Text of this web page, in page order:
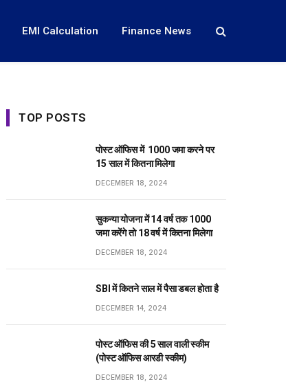
EMI Calculation Finance News
TOP POSTS
पोस्ट ऑफिस में ₹ 1000 जमा करने पर
15 साल में कितना मिलेगा
DECEMBER 18, 2024
सुकन्या योजना में 14 वर्ष तक ₹1000
जमा करेंगे तो 18 वर्ष में कितना मिलेगा
DECEMBER 18, 2024
SBI में कितने साल में पैसा डबल होता है
DECEMBER 14, 2024
पोस्ट ऑफिस की 5 साल वाली स्कीम
(पोस्ट ऑफिस आरडी स्कीम)
DECEMBER 18, 2024